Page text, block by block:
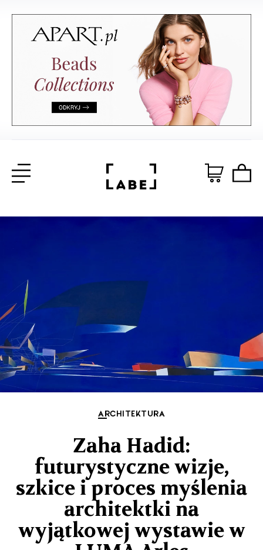
ARCHITEKTURA
Zaha Hadid:
futurystyczne wizje,
szkice i proces myślenia
architektki na
wyjątkowej wystawie w